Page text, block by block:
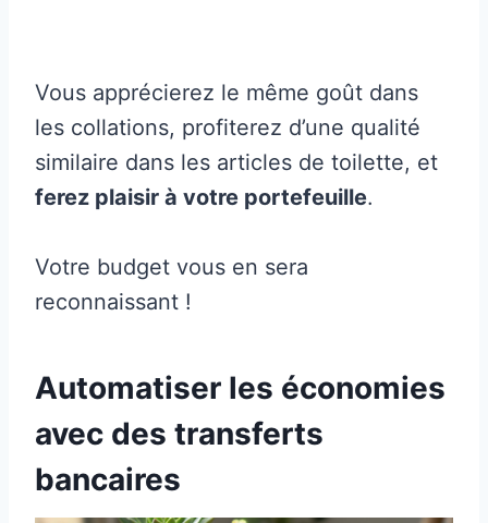
Vous apprécierez le même goût dans
les collations, profiterez d’une qualité
similaire dans les articles de toilette, et
ferez plaisir à votre portefeuille.
Votre budget vous en sera
reconnaissant !
Automatiser les économies
avec des transferts
bancaires